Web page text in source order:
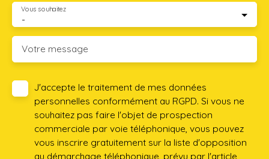
-
Vous souhaitez
Votre message
J'accepte le traitement de mes données
personnelles conformément au RGPD. Si vous ne
souhaitez pas faire l'objet de prospection
commerciale par voie téléphonique, vous pouvez
vous inscrire gratuitement sur la liste d'opposition
au démarchage téléphonique, prévu par l'article